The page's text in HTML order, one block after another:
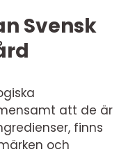
Svensk
att de är
finns
och